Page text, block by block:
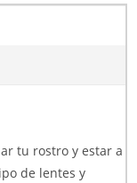
tu rostro y estar a
de lentes y